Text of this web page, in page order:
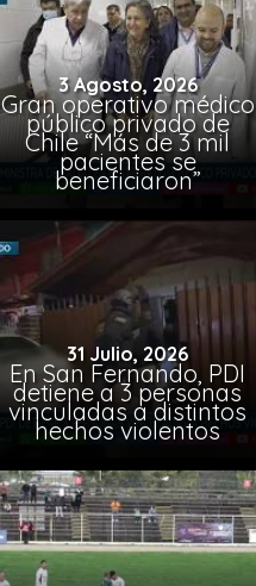
3 Agosto, 2026
Gran operativo médico
público privado de
Chile “Más de 3 mil
pacientes se
beneficiaron”
31 Julio, 2026
En San Fernando, PDI
detiene a 3 personas
vinculadas a distintos
hechos violentos